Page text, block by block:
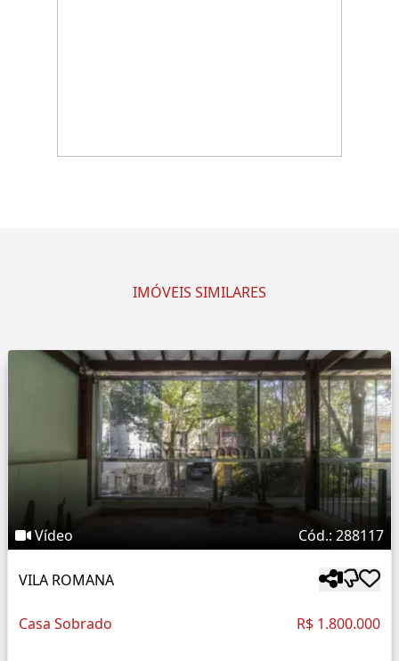
IMÓVEIS SIMILARES
Vídeo Cód.: 288117
VILA ROMANA
Casa Sobrado R$ 1.800.000